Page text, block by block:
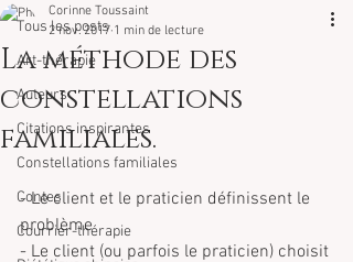
Tous les posts
Art-thérapie
Auteurs
Citations inspirantes
Constellations familiales
Contes
Courrier-thérapie
La méthode des
constellations
familiales.
Corinne Toussaint
2 nov. 2017 1 min de lecture
- Le client et le praticien définissent le
problème
- Le client (ou parfois le praticien) choisit